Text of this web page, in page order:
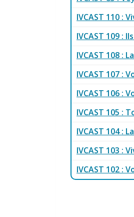
IVCAST 110 :
IVCAST 109 :
IVCAST 108 :
IVCAST 107 :
IVCAST 106 :
IVCAST 105 :
IVCAST 104 :
IVCAST 103 :
IVCAST 102 :